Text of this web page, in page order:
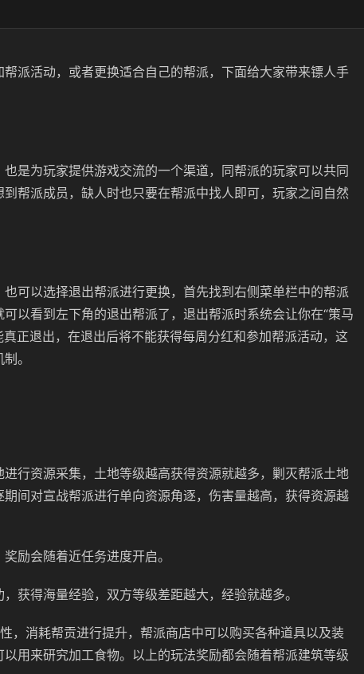
派活动，或者更换适合自己的帮派，下面给大家带来镖人手
是为玩家提供游戏交流的一个渠道，同帮派的玩家可以共同
帮派成员，缺人时也只要在帮派中找人即可，玩家之间自然
可以选择退出帮派进行更换，首先找到右侧菜单栏中的帮派
以看到左下角的退出帮派了，退出帮派时系统会让你在“策马
正退出，在退出后将不能获得每周分红和参加帮派活动，这
。
行资源采集，土地等级越高获得资源就越多，剿灭帮派土地
间对宣战帮派进行单向资源角逐，伤害量越高，获得资源越
励会随着近任务进度开启。
获得海量经验，双方等级差距越大，经验就越多。
，消耗帮贡进行提升，帮派商店中可以购买各种道具以及装
用来研究加工食物。以上的玩法奖励都会随着帮派建筑等级